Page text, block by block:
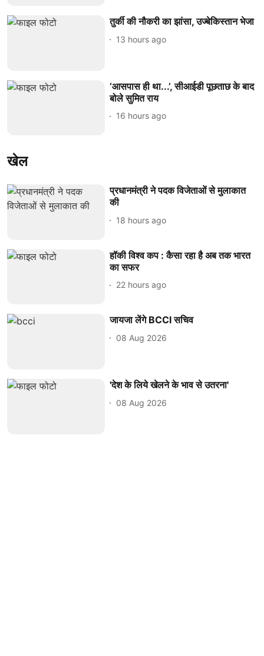
तुर्की की नौकरी का झांसा, उज्बेकिस्तान भेजा
13 hours ago
‘आसपास ही था...’, सीआईडी पूछताछ के बाद
बोले सुमित राय
16 hours ago
खेल
प्रधानमंत्री ने पदक विजेताओं से मुलाकात
की
18 hours ago
हॉकी विश्व कप : कैसा रहा है अब तक भारत
का सफर
22 hours ago
जायजा लेंगे BCCI सचिव
08 Aug 2026
'देश के लिये खेलने के भाव से उतरना'
08 Aug 2026